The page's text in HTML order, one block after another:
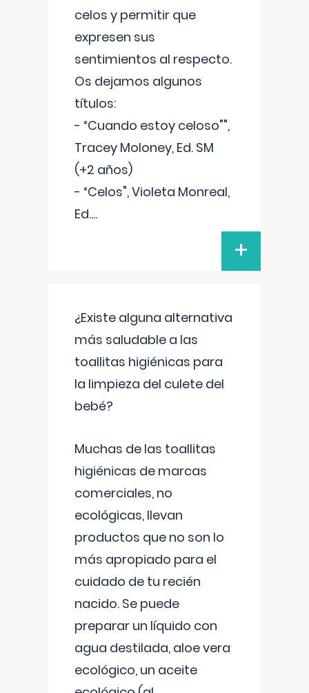
celos y permitir que
expresen sus
sentimientos al respecto.
Os dejamos algunos
títulos:
- “Cuando estoy celoso"",
Tracey Moloney, Ed. SM
(+2 años)
- “Celos", Violeta Monreal,
Ed....
+
¿Existe alguna alternativa
más saludable a las
toallitas higiénicas para
la limpieza del culete del
bebé?
Muchas de las toallitas
higiénicas de marcas
comerciales, no
ecológicas, llevan
productos que no son lo
más apropiado para el
cuidado de tu recién
nacido. Se puede
preparar un líquido con
agua destilada, aloe vera
ecológico, un aceite